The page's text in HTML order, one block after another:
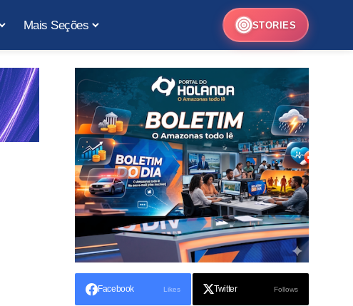
Mais Seções STORIES
Facebook Likes Twitter Follows